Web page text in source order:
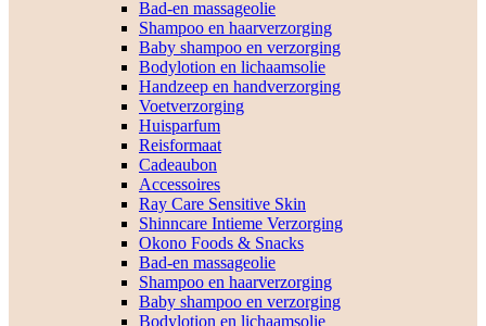
Bad-en massageolie
Shampoo en haarverzorging
Baby shampoo en verzorging
Bodylotion en lichaamsolie
Handzeep en handverzorging
Voetverzorging
Huisparfum
Reisformaat
Cadeaubon
Accessoires
Ray Care Sensitive Skin
Shinncare Intieme Verzorging
Okono Foods & Snacks
Bad-en massageolie
Shampoo en haarverzorging
Baby shampoo en verzorging
Bodylotion en lichaamsolie